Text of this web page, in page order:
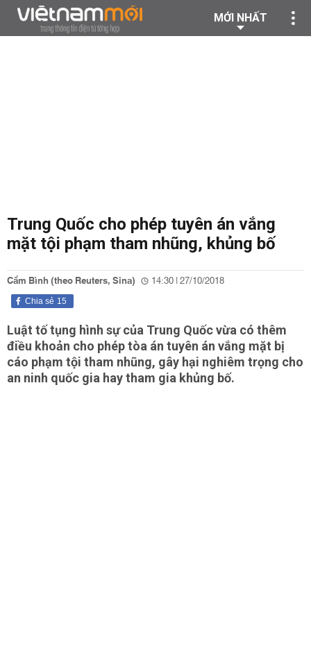
MỚI NHẤT
Trung Quốc cho phép tuyên án vắng
mặt tội phạm tham nhũng, khủng bố
Cẩm Bình (theo Reuters, Sina) 14:30 | 27/10/2018
15
Chia sẻ
Luật tố tụng hình sự của Trung Quốc vừa có thêm
điều khoản cho phép tòa án tuyên án vắng mặt bị
cáo phạm tội tham nhũng, gây hại nghiêm trọng cho
an ninh quốc gia hay tham gia khủng bố.